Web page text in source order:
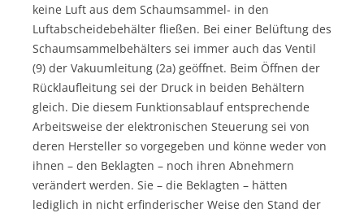
keine Luft aus dem Schaumsammel- in den
Luftabscheidebehälter fließen. Bei einer Belüftung des
Schaumsammelbehälters sei immer auch das Ventil
(9) der Vakuumleitung (2a) geöffnet. Beim Öffnen der
Rücklaufleitung sei der Druck in beiden Behältern
gleich. Die diesem Funktionsablauf entsprechende
Arbeitsweise der elektronischen Steuerung sei von
deren Hersteller so vorgegeben und könne weder von
ihnen – den Beklagten – noch ihren Abnehmern
verändert werden. Sie – die Beklagten – hätten
lediglich in nicht erfinderischer Weise den Stand der